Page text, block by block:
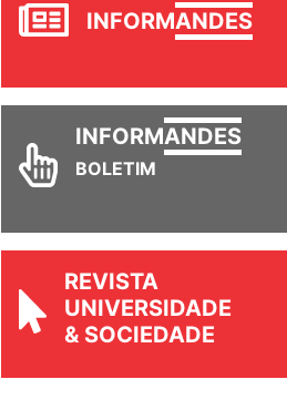
INFORMANDES
INFORMANDES
BOLETIM
REVISTA
UNIVERSIDADE
& SOCIEDADE